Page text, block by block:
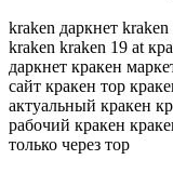
kraken даркнет
kraken kraken 19 at
даркнет кракен
сайт кракен тор
актуальный кракен
рабочий кракен
только через тор